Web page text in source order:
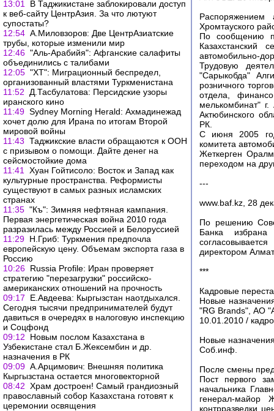
13:01
В Таджикистане заблокировали доступ
к веб-сайту ЦентрАзия. За что лютуют
супостаты?
12:54 А.Миловзоров: Две ЦентрАзиатские
трубы, которые изменили мир
12:46 "Аль-Арабийя": Афганские салафиты
объединились с талибами
12:05 "ХТ": Миграционный беспредел,
организованный властями Туркменистана
11:52
Д.Тасбулатова: Персидские узоры
иранского кино
11:49 Sydney Morning Herald: Ахмадинежад
хочет долю для Ирана по итогам Второй
мировой войны
11:43 Таджикские власти обращаются к ООН
с призывом о помощи. Дайте денег на
сейсмостойкие дома
11:41
Хуан Гойтисоло: Восток и Запад как
культурные пространства. Реформисты
существуют в самых разных исламских
странах
11:35 "Къ": Зимняя нефтяная кампания.
Первая энергетическая война 2010 года
разразилась между Россией и Белоруссией
11:29 Н.Гриб: Туркмения предпочла
европейскую цену. Объемам экспорта газа в
Россию
10:26 Russia Profile: Иран проверяет
стратегию "перезагрузки" российско-
американских отношений на прочность
09:17
Е.Авдеева: Кыргызстан наотдыхался.
Сегодня тысячи предпринимателей будут
давиться в очередях в налоговую инспекцию
и Соцфонд
09:12
Новым послом Казахстана в
Узбекистане стал Б.Жексембин и др.
назначения в РК
09:09 А.Арцимович: Внешняя политика
Кыргызстана остается многовекторной
08:42 Храм достроен! Самый грандиозный
православный собор Казахстана готовят к
церемонии освящения
Распоряжением
Хромтауского
По сообщению
Казахстанский
автомобильно-
Трудовую
"Сарыкобда"
розничного
отдела,
мелькомбинат"
Актюбинского
РК.
С июня 2005
комитета
Жеткерген
переходом на
---
www.baf.kz, 28
По решению
Банка
директором
***
Кадровые
Новые
"RG Brands", АО
10.01.2010 /
Новые
Соб.инф.
После смены
Пост первого
начальника
генерал-майор
контрразведки